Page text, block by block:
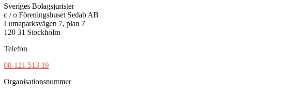
Sveriges Bolagsjurister
c / o Föreningshuset Sedab AB
Lumaparksvägen 7, plan 7
120 31 Stockholm
Telefon
08-121 513 19
Organisationsnummer